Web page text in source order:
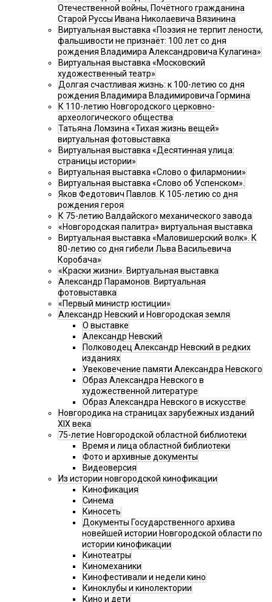
Отечественной войны, Почётного гражданина
Старой Руссы Ивана Николаевича Вязинина
Виртуальная выставка «Поэзия не терпит лености,
фальшивости не признаёт: 100 лет со дня
рождения Владимира Александровича Кулагина»
Виртуальная выставка «Московский
художественный театр»
Долгая счастливая жизнь: к 100-летию со дня
рождения Владимира Владимировича Гормина
К 110-летию Новгородского церковно-
археологического общества
Татьяна Ломзина «Тихая жизнь вещей»
виртуальная фотовыставка
Виртуальная выставка «Десятинная улица:
страницы истории»
Виртуальная выставка «Слово о филармонии»
Виртуальная выставка «Слово об Успенском».
Яков Федотович Павлов. К 105-летию со дня
рождения героя
К 75-летию Валдайского механического завода
«Новгородская палитра» виртуальная выставка
Виртуальная выставка «Маловишерский волк». К
80-летию со дня гибели Льва Васильевича
Коробача»
«Краски жизни». Виртуальная выставка
Александр Парамонов. Виртуальная
фотовыставка
«Первый министр юстиции»
Александр Невский и Новгородская земля
О выставке
Александр Невский
Полководец Александр Невский в редких
изданиях
Увековечение памяти Александра Невского
Образ Александра Невского в
художественной литературе
Образ Александра Невского в искусстве
Новгородика на страницах зарубежных изданий
XIX века
75-летие Новгородской областной библиотеки
Время и лица областной библиотеки
Фото и архивные документы
Видеоверсия
Из истории новгородской кинофикации
Кинофикация
Синема
Киносеть
Документы Государственного архива
новейшей истории Новгородской области по
истории кинофикации
Кинотеатры
Киномеханики
Кинофестивали и недели кино
Киноклубы и кинолектории
Кино и дети